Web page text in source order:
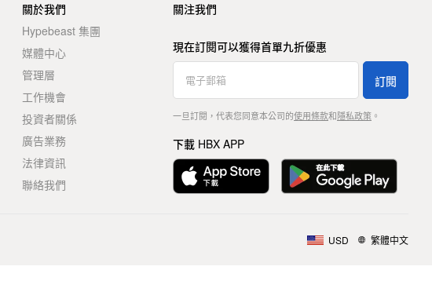
關於我們
Hypebeast 集團
媒體中心
管理層
工作機會
投資者關係
廣告業務
法律資訊
聯絡我們
關注我們
現在訂閱可以獲得首單九折優惠
訂閱
一旦訂閱，代表您同意本公司的使用條款和隱私政策。
下載 HBX APP
USD 繁體中文